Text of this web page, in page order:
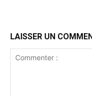
LAISSER UN